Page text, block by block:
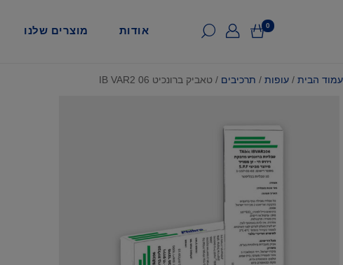
אודות מוצרים שלנו 0
עמוד הבית / עופות / תרכיבים / טאביק ברונכיט IB VAR2 06